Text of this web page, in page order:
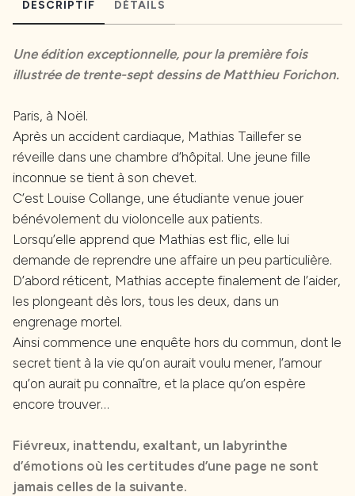
DESCRIPTIF DÉTAILS
Une édition exceptionnelle, pour la première fois
illustrée de trente-sept dessins de Matthieu Forichon.
Paris, à Noël.
Après un accident cardiaque, Mathias Taillefer se
réveille dans une chambre d’hôpital. Une jeune fille
inconnue se tient à son chevet.
C’est Louise Collange, une étudiante venue jouer
bénévolement du violoncelle aux patients.
Lorsqu’elle apprend que Mathias est flic, elle lui
demande de reprendre une affaire un peu particulière.
D’abord réticent, Mathias accepte finalement de l’aider,
les plongeant dès lors, tous les deux, dans un
engrenage mortel.
Ainsi commence une enquête hors du commun, dont le
secret tient à la vie qu’on aurait voulu mener, l’amour
qu’on aurait pu connaître, et la place qu’on espère
encore trouver…
Fiévreux, inattendu, exaltant, un labyrinthe
d’émotions où les certitudes d’une page ne sont
jamais celles de la suivante.